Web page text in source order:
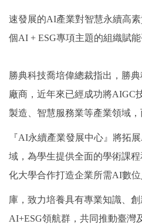
速發展的AI產業對智慧永續高
個AI + ESG專項主題的組織賦能
勝典科技喬培偉總裁指出，勝
廠商，近年來已經成功將AIGC
製造、智慧服務業等產業領域，
『AI永續產業發展中心』將拓
域，為學生提供全面的學術課
化大學合作打造企業所需AI數
庫，致力培養具有專業知識、
AI+ESG領航群，共同推動臺灣